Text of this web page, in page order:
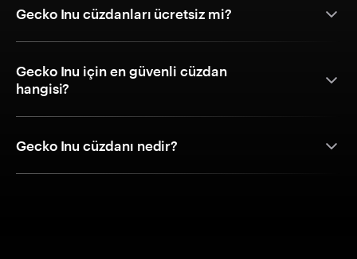
Gecko Inu cüzdanları ücretsiz mi?
Gecko Inu için en güvenli cüzdan
hangisi?
Gecko Inu cüzdanı nedir?